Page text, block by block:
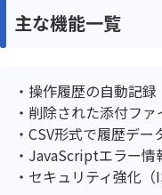
主な機能一覧
操作履歴の自動記録
削除された添付フ
CSV形式で履歴デー
JavaScriptエラー情
セキュリティ強化（